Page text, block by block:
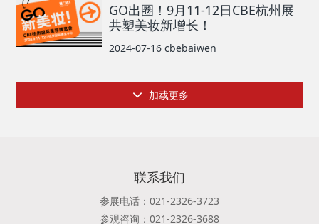
GO出圈！9月11-12日CBE杭州展
共塑美妆新增长！
2024-07-16 cbebaiwen
加载更多
联系我们
参展电话：021-2326-3723
参观咨询：021-2326-3688